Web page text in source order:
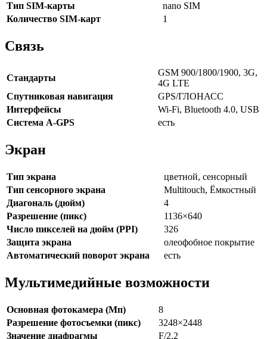
Тип SIM-карты
nano SIM
Количество SIM-карт
1
Связь
Стандарты
GSM 900/1800/1900, 3G,
4G LTE
Спутниковая навигация
GPS/ГЛОНАСС
Интерфейсы
Wi-Fi, Bluetooth 4.0, USB
Cистема A-GPS
есть
Экран
Тип экрана
цветной, сенсорный
Тип сенсорного экрана
Multitouch, Ёмкостный
Диагональ (дюйм)
4
Разрешение (пикс)
1136×640
Число пикселей на дюйм (PPI)
326
Защита экрана
олеофобное покрытие
Автоматический поворот экрана
есть
Мультимедийные возможности
Основная фотокамера (Мп)
8
Разрешение фотосъемки (пикс)
3248×2448
Значение диафрагмы
F/2.2